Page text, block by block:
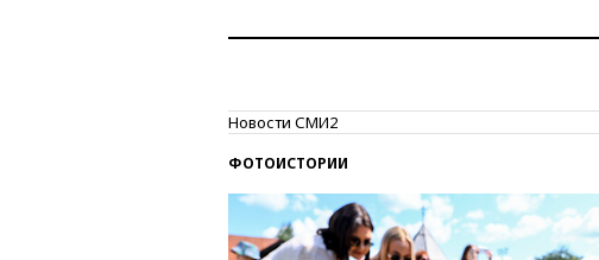
Новости СМИ2
ФОТОИСТОРИИ